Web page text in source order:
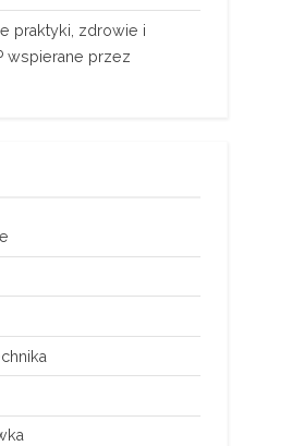
praktyki, zdrowie i
wspierane przez